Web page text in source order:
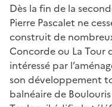
Dès la fin de la
Pierre Pascalet ne
construit de
Concorde ou La Tour
intéressé par
son développement
balnéaire de